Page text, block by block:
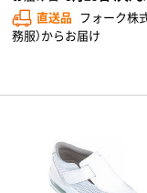
直送品 フォーク株
務服）からお届け